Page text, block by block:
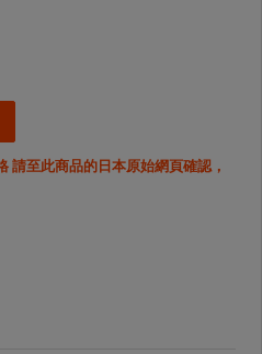
請至此商品的日本原始網頁確認，